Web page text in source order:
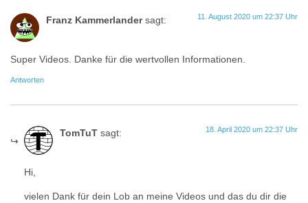
Franz Kammerlander sagt: 11. August 2020 um 22:37 Uhr
Super Videos. Danke für die wertvollen Informationen.
Antworten
TomTuT sagt: 18. April 2020 um 22:37 Uhr
Hi,
vielen Dank für dein Lob an meine Videos und das du dir die